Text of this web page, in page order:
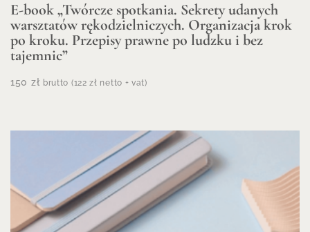
E-book „Twórcze spotkania. Sekrety udanych
warsztatów rękodzielniczych. Organizacja krok
po kroku. Przepisy prawne po ludzku i bez
tajemnic”
150 zł brutto (122zł netto + vat)